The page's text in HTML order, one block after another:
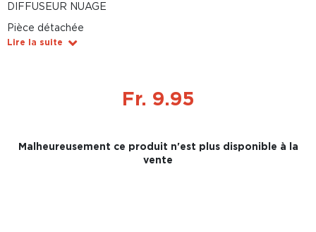
DIFFUSEUR NUAGE
Pièce détachée
Lire la suite
Fr. 9.95
Malheureusement ce produit n'est plus disponible à la
vente